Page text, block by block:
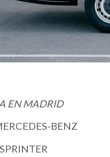
EN MADRID
BENZ
SPRINTER